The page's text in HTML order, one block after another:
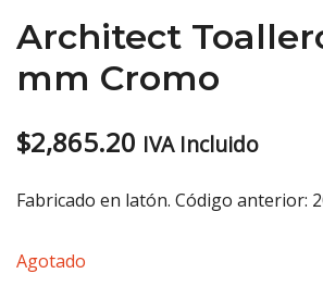
Architect
mm Cromo
$2,865.20 IVA Incluido
Fabricado en latón. Código anterior:
Agotado